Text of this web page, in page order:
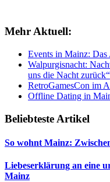
Mehr Aktuell:
Events in Mainz: Das
Walpurgisnacht:
uns die Nacht zurück“
RetroGamesCon im
Offline Dating in
Beliebteste Artikel
So wohnt Mainz:
Liebeserklärung an eine
Mainz